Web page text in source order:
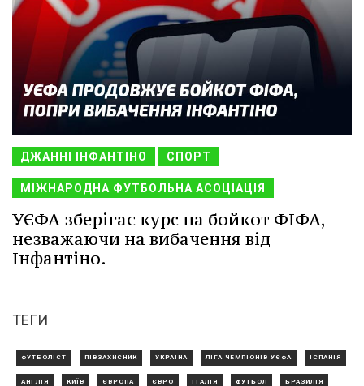
ДЖАННІ ІНФАНТІНО СПОРТ
МІЖНАРОДНА ФУТБОЛЬНА АСОЦІАЦІЯ
УЄФА зберігає курс на бойкот ФІФА,
незважаючи на вибачення від
Інфантіно.
ТЕГИ
ФУТБОЛІСТ ПІВЗАХИСНИК УКРАЇНА ЛІГА ЧЕМПІОНІВ УЄФА ІСПАНІЯ
АНГЛІЯ КИЇВ ЄВРОПА ЄВРО ІТАЛІЯ ФУТБОЛ БРАЗИЛІЯ